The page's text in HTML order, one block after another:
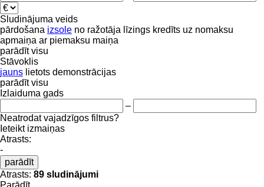
Sludinājuma veids
pārdošana izsole no ražotāja līzings kredīts uz nomaksu
apmaiņa ar piemaksu maiņa
parādīt visu
Stāvoklis
jauns lietots demonstrācijas
parādīt visu
Izlaiduma gads
–
Neatrodat vajadzīgos filtrus?
Ieteikt izmaiņas
Atrasts:
-
parādīt
Atrasts: 89 sludinājumi
Parādīt